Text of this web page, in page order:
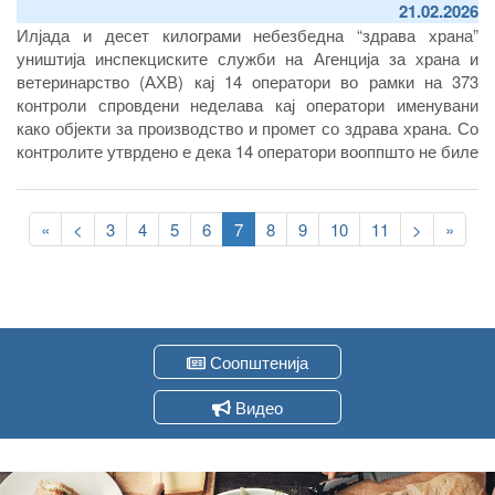
21.02.2026
Илјада и десет килограми небезбедна “здрава храна”
уништија инспекциските служби на Агенција за храна и
ветеринарство (АХВ) кај 14 оператори во рамки на 373
контроли спровдени неделава кај оператори именувани
како објекти за производство и промет со здрава храна. Со
контролите утврдено е дека 14 оператори вооппшто не биле
Pagination
First
page
«
Previous
page
< Page
3 Page
4 Page
5 Page
6
Current
page
7 Page
8 Page
9 Page
10 Page
11
Следна
страна
>
Last
page
»
Соопштенија
Видео